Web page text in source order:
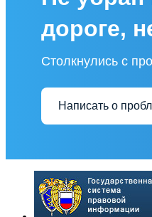
дороге,
Столкнулись с
Написать о